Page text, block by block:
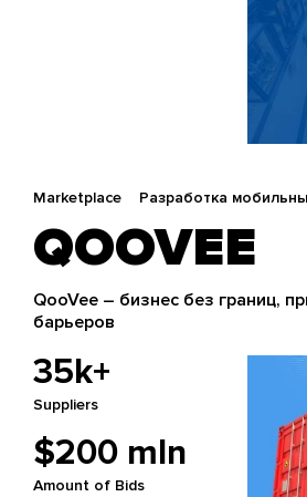
Marketplace Разработка
QooVee – бизнес без границ,
барьеров
QOOVEE
35k+
Suppliers
$200 mln
Amount of Bids